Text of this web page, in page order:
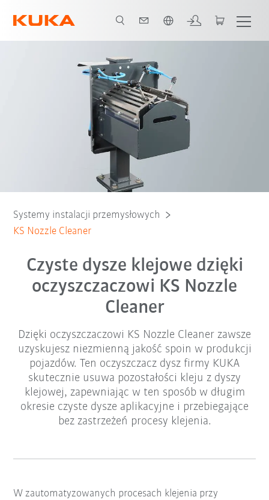
Systemy instalacji przemysłowych
KS Nozzle Cleaner
Czyste dysze klejowe dzięki
oczyszczaczowi KS Nozzle
Cleaner
Dzięki oczyszczaczowi KS Nozzle Cleaner zawsze
uzyskujesz niezmienną jakość spoin w produkcji
pojazdów. Ten oczyszczacz dysz firmy KUKA
skutecznie usuwa pozostałości kleju z dyszy
klejowej, zapewniając w ten sposób w długim
okresie czyste dysze aplikacyjne i przebiegające
bez zastrzeżeń procesy klejenia.
W zautomatyzowanych procesach klejenia przy